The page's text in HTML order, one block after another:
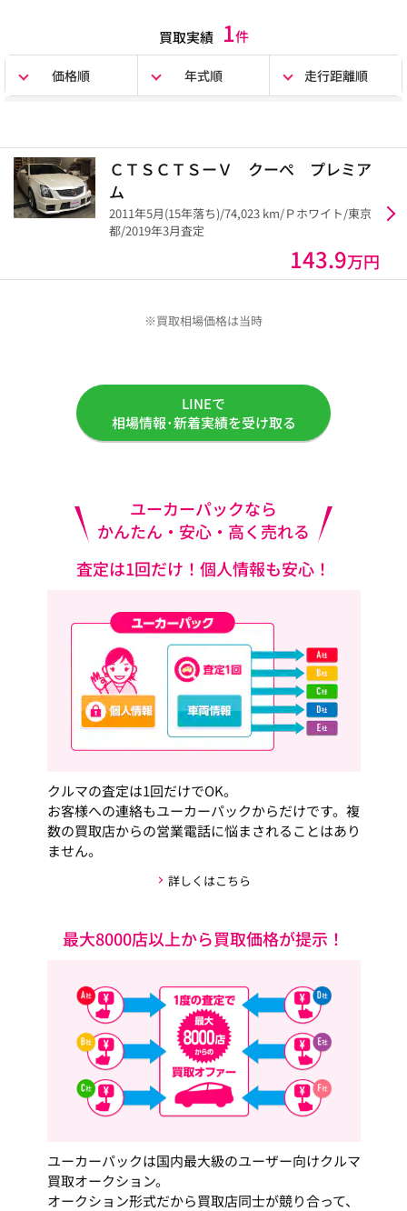
買取実績 1件
価格順 年式順 走行距離順
ＣＴＳＣＴＳーＶ クーぺ プレミア
ム
2011年5月(15年落ち)/74,023 km/Ｐホワイト/東京
都/2019年3月査定
143.9万円
※買取相場価格は当時
LINEで
相場情報･新着実績を受け取る
ユーカーパックなら
かんたん・安心・高く売れる
査定は1回だけ！個人情報も安心！
クルマの査定は1回だけでOK。
お客様への連絡もユーカーパックからだけです。複
数の買取店からの営業電話に悩まされることはあり
ません。
詳しくはこちら
最大8000店以上から買取価格が提示！
ユーカーパックは国内最大級のユーザー向けクルマ
買取オークション。
オークション形式だから買取店同士が競り合って、